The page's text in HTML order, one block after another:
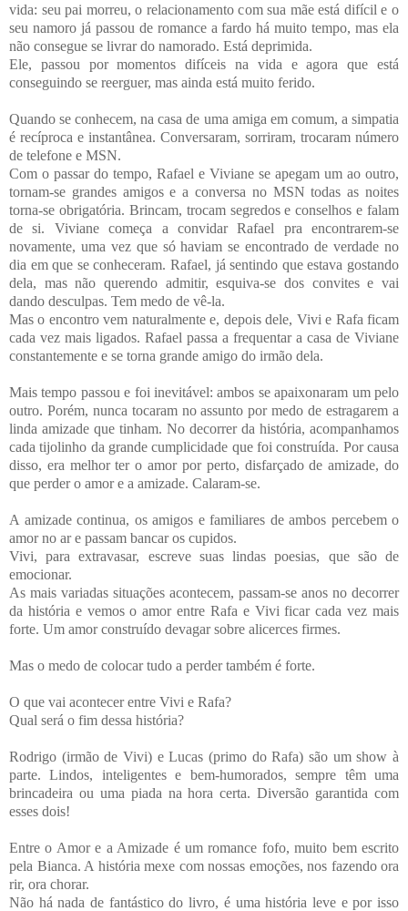
vida: seu pai morreu, o relacionamento com sua mãe está difícil e o
seu namoro já passou de romance a fardo há muito tempo, mas ela
não consegue se livrar do namorado. Está deprimida.
Ele, passou por momentos difíceis na vida e agora que está
conseguindo se reerguer, mas ainda está muito ferido.
Quando se conhecem, na casa de uma amiga em comum, a simpatia
é recíproca e instantânea. Conversaram, sorriram, trocaram número
de telefone e MSN.
Com o passar do tempo, Rafael e Viviane se apegam um ao outro,
tornam-se grandes amigos e a conversa no MSN todas as noites
torna-se obrigatória. Brincam, trocam segredos e conselhos e falam
de si. Viviane começa a convidar Rafael pra encontrarem-se
novamente, uma vez que só haviam se encontrado de verdade no
dia em que se conheceram. Rafael, já sentindo que estava gostando
dela, mas não querendo admitir, esquiva-se dos convites e vai
dando desculpas. Tem medo de vê-la.
Mas o encontro vem naturalmente e, depois dele, Vivi e Rafa ficam
cada vez mais ligados. Rafael passa a frequentar a casa de Viviane
constantemente e se torna grande amigo do irmão dela.
Mais tempo passou e foi inevitável: ambos se apaixonaram um pelo
outro. Porém, nunca tocaram no assunto por medo de estragarem a
linda amizade que tinham. No decorrer da história, acompanhamos
cada tijolinho da grande cumplicidade que foi construída. Por causa
disso, era melhor ter o amor por perto, disfarçado de amizade, do
que perder o amor e a amizade. Calaram-se.
A amizade continua, os amigos e familiares de ambos percebem o
amor no ar e passam bancar os cupidos.
Vivi, para extravasar, escreve suas lindas poesias, que são de
emocionar.
As mais variadas situações acontecem, passam-se anos no decorrer
da história e vemos o amor entre Rafa e Vivi ficar cada vez mais
forte. Um amor construído devagar sobre alicerces firmes.
Mas o medo de colocar tudo a perder também é forte.
O que vai acontecer entre Vivi e Rafa?
Qual será o fim dessa história?
Rodrigo (irmão de Vivi) e Lucas (primo do Rafa) são um show à
parte. Lindos, inteligentes e bem-humorados, sempre têm uma
brincadeira ou uma piada na hora certa. Diversão garantida com
esses dois!
Entre o Amor e a Amizade é um romance fofo, muito bem escrito
pela Bianca. A história mexe com nossas emoções, nos fazendo ora
rir, ora chorar.
Não há nada de fantástico do livro, é uma história leve e por isso